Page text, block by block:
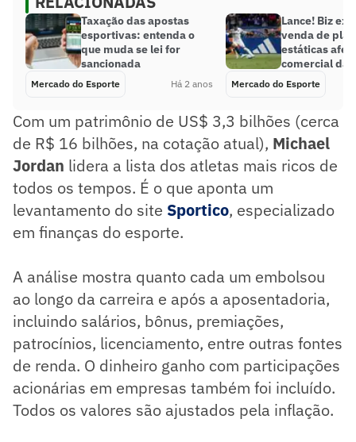
Taxação das apostas
esportivas: entenda o
que muda se lei for
sancionada
Mercado do Esporte Há 2 anos
Lance! Biz
venda de
estáticas
comercial da
Mercado do Esporte
Com um patrimônio de US$ 3,3 bilhões (cerca
de R$ 16 bilhões, na cotação atual), Michael
Jordan lidera a lista dos atletas mais ricos de
todos os tempos. É o que aponta um
levantamento do site Sportico, especializado
em finanças do esporte.
A análise mostra quanto cada um embolsou
ao longo da carreira e após a aposentadoria,
incluindo salários, bônus, premiações,
patrocínios, licenciamento, entre outras fontes
de renda. O dinheiro ganho com participações
acionárias em empresas também foi incluído.
Todos os valores são ajustados pela inflação.